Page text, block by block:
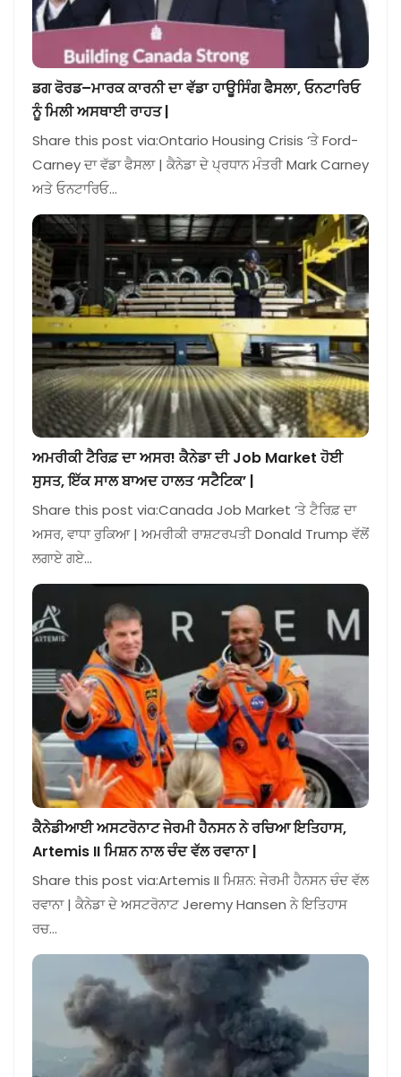
ਡਗ ਫੋਰਡ–ਮਾਰਕ ਕਾਰਨੀ ਦਾ ਵੱਡਾ ਹਾਊਸਿੰਗ ਫੈਸਲਾ, ਓਨਟਾਰਿਓ
ਨੂੰ ਮਿਲੀ ਅਸਥਾਈ ਰਾਹਤ |
Share this post via:Ontario Housing Crisis ‘ਤੇ Ford-
Carney ਦਾ ਵੱਡਾ ਫੈਸਲਾ | ਕੈਨੇਡਾ ਦੇ ਪ੍ਰਧਾਨ ਮੰਤਰੀ Mark Carney
ਅਤੇ ਓਨਟਾਰਿਓ…
ਅਮਰੀਕੀ ਟੈਰਿਫ਼ ਦਾ ਅਸਰ! ਕੈਨੇਡਾ ਦੀ Job Market ਹੋਈ
ਸੁਸਤ, ਇੱਕ ਸਾਲ ਬਾਅਦ ਹਾਲਤ ‘ਸਟੈਟਿਕ’ |
Share this post via:Canada Job Market ‘ਤੇ ਟੈਰਿਫ਼ ਦਾ
ਅਸਰ, ਵਾਧਾ ਰੁਕਿਆ | ਅਮਰੀਕੀ ਰਾਸ਼ਟਰਪਤੀ Donald Trump ਵੱਲੋਂ
ਲਗਾਏ ਗਏ…
ਕੈਨੇਡੀਆਈ ਅਸਟਰੋਨਾਟ ਜੇਰਮੀ ਹੈਨਸਨ ਨੇ ਰਚਿਆ ਇਤਿਹਾਸ,
Artemis II ਮਿਸ਼ਨ ਨਾਲ ਚੰਦ ਵੱਲ ਰਵਾਨਾ |
Share this post via:Artemis II ਮਿਸ਼ਨ: ਜੇਰਮੀ ਹੈਨਸਨ ਚੰਦ ਵੱਲ
ਰਵਾਨਾ | ਕੈਨੇਡਾ ਦੇ ਅਸਟਰੋਨਾਟ Jeremy Hansen ਨੇ ਇਤਿਹਾਸ
ਰਚ…